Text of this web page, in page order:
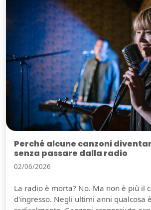
Perché alcune canzoni
senza passare dalla radio
02/06/2026
La radio è morta? No. Ma non è più il
d'ingresso. Negli ultimi anni qualcosa